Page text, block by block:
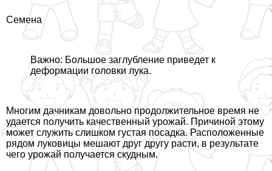
Семена
Важно: Большое заглубление приведет к
деформации головки лука.
Многим дачникам довольно продолжительное время не
удается получить качественный урожай. Причиной этому
может служить слишком густая посадка. Расположенные
рядом луковицы мешают друг другу расти, в результате
чего урожай получается скудным.